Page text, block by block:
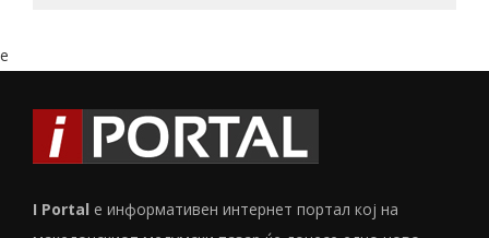
e
I Portal е информативен интернет портал кој на